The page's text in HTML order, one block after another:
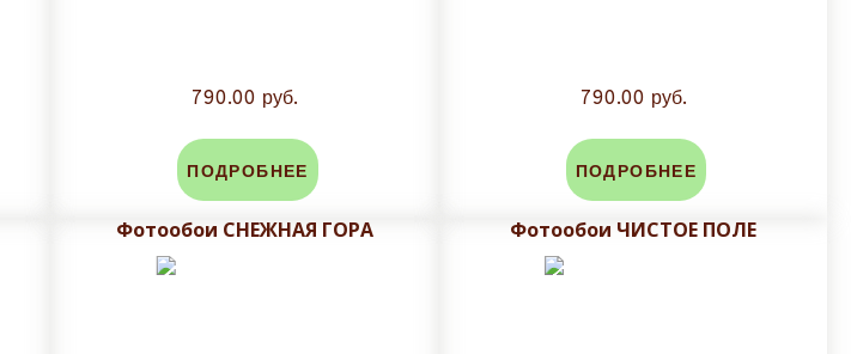
790.00 руб.
ПОДРОБНЕЕ
790.00 руб.
ПОДРОБНЕЕ
Фотообои СНЕЖНАЯ ГОРА Фотообои ЧИСТОЕ ПОЛЕ